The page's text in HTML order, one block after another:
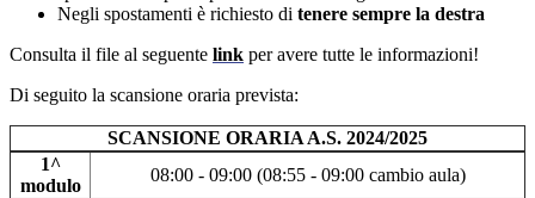
Negli spostamenti è richiesto di tenere sempre la destra
Consulta il file al seguente link per avere tutte le informazioni!
Di seguito la scansione oraria prevista:
SCANSIONE ORARIA A.S. 2024/2025
1^
modulo
08:00 - 09:00 (08:55 - 09:00 cambio aula)